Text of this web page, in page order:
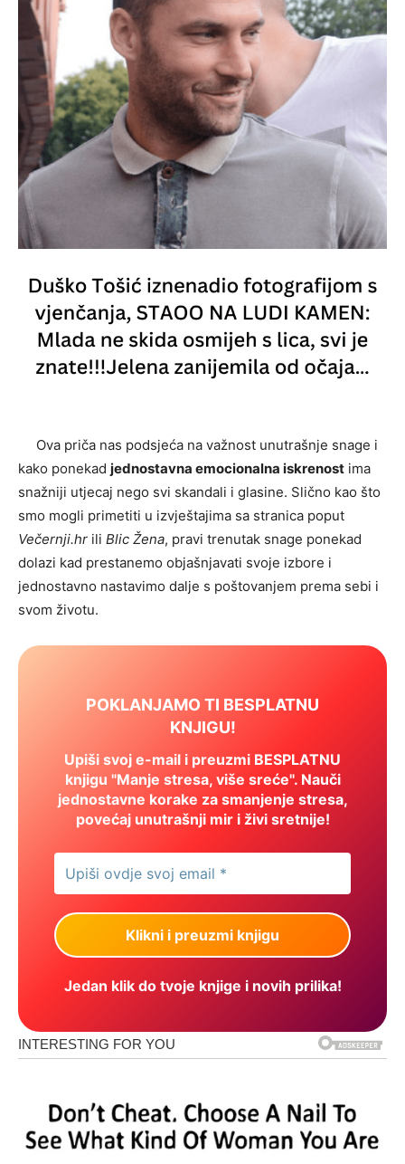
Ova priča nas podsjeća na važnost unutrašnje snage i
kako ponekad jednostavna emocionalna iskrenost ima
snažniji utjecaj nego svi skandali i glasine. Slično kao što
smo mogli primetiti u izvještajima sa stranica poput
Večernji.hr ili Blic Žena, pravi trenutak snage ponekad
dolazi kad prestanemo objašnjavati svoje izbore i
jednostavno nastavimo dalje s poštovanjem prema sebi i
svom životu.
POKLANJAMO TI BESPLATNU
KNJIGU!
Upiši svoj e-mail i preuzmi BESPLATNU
knjigu "Manje stresa, više sreće". Nauči
jednostavne korake za smanjenje stresa,
povećaj unutrašnji mir i živi sretnije!
Jedan klik do tvoje knjige i novih prilika!